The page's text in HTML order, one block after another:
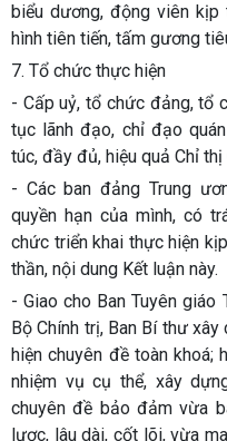
biểu dương, động viên kịp
hình tiên tiến, tấm gương
7. Tổ chức thực hiện
- Cấp uỷ, tổ chức đảng, tổ
tục lãnh đạo, chỉ đạo
túc, đầy đủ, hiệu quả Chỉ thị
- Các ban đảng Trung
quyền hạn của mình, có
chức triển khai thực hiện
thần, nội dung Kết luận này.
- Giao cho Ban Tuyên
Bộ Chính trị, Ban Bí thư
hiện chuyên đề toàn khoá;
nhiệm vụ cụ thể, xây
chuyên đề bảo đảm vừa
lược, lâu dài, cốt lõi, vừa